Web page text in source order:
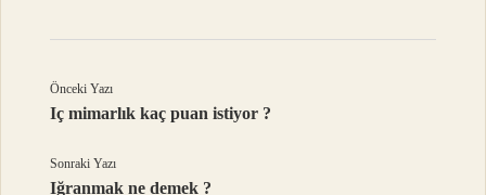
Önceki Yazı
Iç mimarlık kaç puan istiyor ?
Sonraki Yazı
Iğranmak ne demek ?